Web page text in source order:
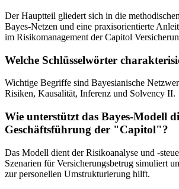
Der Hauptteil gliedert sich in die
Bayes-Netzen und eine praxisorientierte
im Risikomanagement der Capitol
Welche Schlüsselwörter
Wichtige Begriffe sind Bayesianische
Risiken, Kausalität, Inferenz und Solvency II.
Wie unterstützt das Bayes-Modell
Geschäftsführung der "Capitol"?
Das Modell dient der Risikoanalyse und -
Szenarien für Versicherungsbetrug simuliert
zur personellen Umstrukturierung hilft.